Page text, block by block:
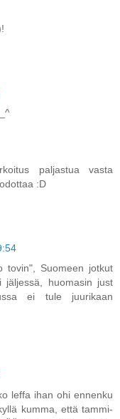
paljastua vasta
:D
tovin", Suomeen jotkut
jäljessä, huomasin just
ei tule juurikaan
leffa ihan ohi ennenku
kumma, että tammi-